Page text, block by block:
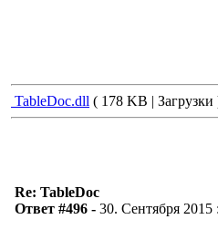
TableDoc.dll ( 178 KB | Загрузки
Re: TableDoc
Ответ #496 - 30. Сентября 2015